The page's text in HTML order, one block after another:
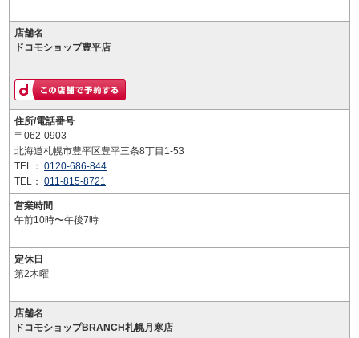
店舗名
ドコモショップ豊平店
住所/電話番号
〒062-0903
北海道札幌市豊平区豊平三条8丁目1-53
TEL： 0120-686-844
TEL： 011-815-8721
営業時間
午前10時〜午後7時
定休日
第2木曜
店舗名
ドコモショップBRANCH札幌月寒店